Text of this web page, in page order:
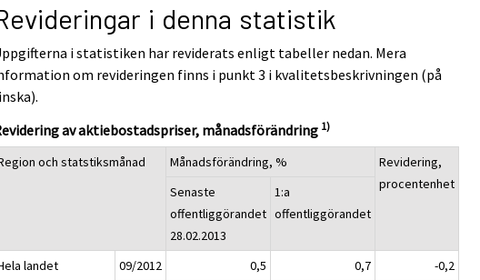
i denna statistik
i statistiken har reviderats enligt tabeller nedan. Mera
om revideringen finns i punkt 3 i kvalitetsbeskrivningen (på
av aktiebostadspriser, månadsförändring 1)
och statstiksmånad Månadsförändring, %
Revidering,
procentenhet
Senaste
offentliggörandet
28.02.2013
1:a
offentliggörandet
landet 09/2012 0,5 0,7
-0,2